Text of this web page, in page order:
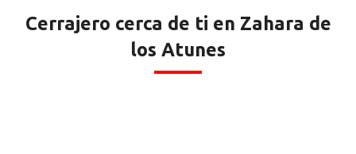
Cerrajero cerca de ti en Zahara de
los Atunes